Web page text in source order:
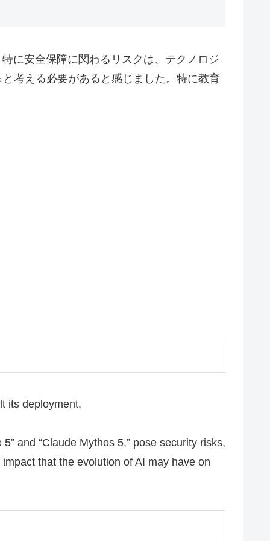
に安全保障に関わるリスクは、テクノロジ
考える必要があると感じました。特に教育
its deployment.
and “Claude Mythos 5,” pose security risks,
that the evolution of AI may have on